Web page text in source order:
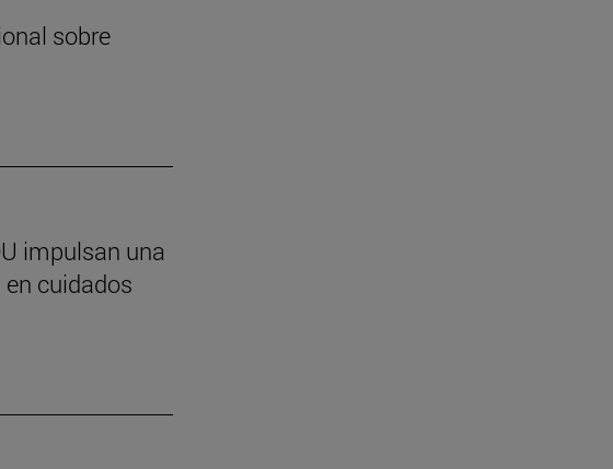
sobre
impulsan una
cuidados